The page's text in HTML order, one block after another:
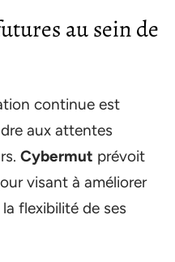
au sein de
continue est
aux attentes
Cybermut prévoit
visant à améliorer
flexibilité de ses